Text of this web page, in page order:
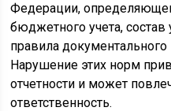
Федерации,
бюджетного учета, состав
правила
Нарушение этих норм
отчетности и может
ответственность.